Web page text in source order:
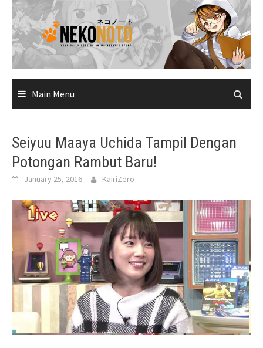
Skip
content
Main Menu
Seiyuu Maaya Uchida Tampil Dengan
Potongan Rambut Baru!
January 25, 2016 KairiZero